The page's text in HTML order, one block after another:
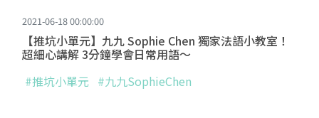
2021-06-18 00:00:00
【推坑小單元】九九 Sophie Chen 獨家法語小教室！
超細心講解 3分鐘學會日常用語～
#推坑小單元 #九九SophieChen